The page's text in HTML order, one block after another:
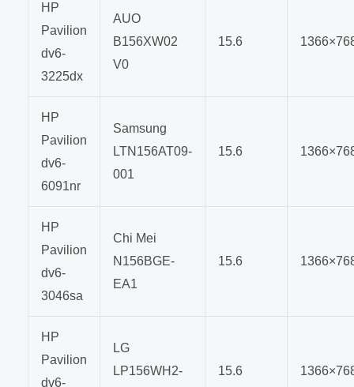
HP
Pavilion
dv6-
3225dx
AUO
B156XW02
V0
15.6
HP
Pavilion
dv6-
6091nr
Samsung
LTN156AT09-
001
15.6
HP
Pavilion
dv6-
3046sa
Chi Mei
N156BGE-
EA1
15.6
HP
Pavilion
dv6-
LG
LP156WH2-
15.6